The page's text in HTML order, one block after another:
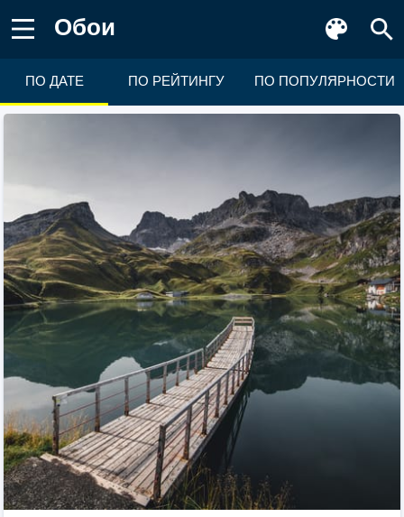
Обои
ПО ДАТЕ ПО РЕЙТИНГУ ПО ПОПУЛЯРНОСТИ